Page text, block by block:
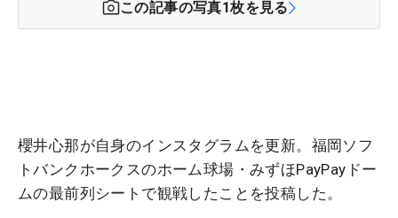
この記事の写真1枚を見る
櫻井心那が自身のインスタグラムを更新。福岡ソフ
トバンクホークスのホーム球場・みずほPayPayドー
ムの最前列シートで観戦したことを投稿した。